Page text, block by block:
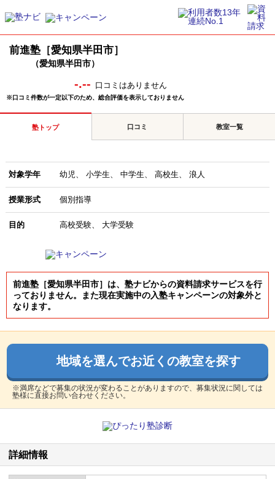
前進塾［愛知県半田市］
（愛知県半田市）
-.-- 口コミはありません
※口コミ件数が一定以下のため、総合評価を表示しておりません
塾トップ 口コミ 教室一覧
対象学年 幼児 小学生 中学生 高校生 浪人
授業形式 個別指導
目的 高校受験 大学受験
前進塾［愛知県半田市］は、塾ナビからの資料請求サービスを行
っておりません。また現在実施中の入塾キャンペーンの対象外と
なります。
地域を選んでお近くの教室を探す
※満席などで募集の状況が変わることがありますので、募集状況に関しては
塾様に直接お問い合わせください。
詳細情報